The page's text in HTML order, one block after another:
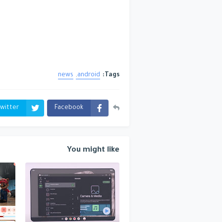
Tags:
android
news
Facebook
You might like